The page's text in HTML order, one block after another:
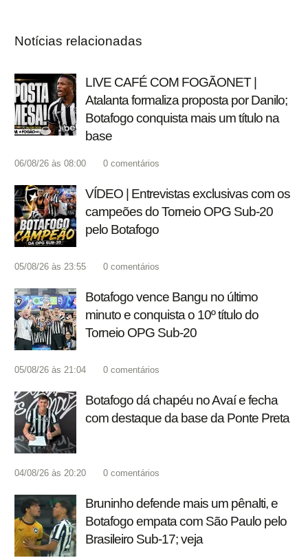
Notícias relacionadas
LIVE CAFÉ COM FOGÃONET |
Atalanta formaliza proposta por Danilo;
Botafogo conquista mais um título na
base
06/08/26 às 08:00 0 comentários
VÍDEO | Entrevistas exclusivas com os
campeões do Torneio OPG Sub-20
pelo Botafogo
05/08/26 às 23:55 0 comentários
Botafogo vence Bangu no último
minuto e conquista o 10º título do
Torneio OPG Sub-20
05/08/26 às 21:04 0 comentários
Botafogo dá chapéu no Avaí e fecha
com destaque da base da Ponte Preta
04/08/26 às 20:20 0 comentários
Bruninho defende mais um pênalti, e
Botafogo empata com São Paulo pelo
Brasileiro Sub-17; veja